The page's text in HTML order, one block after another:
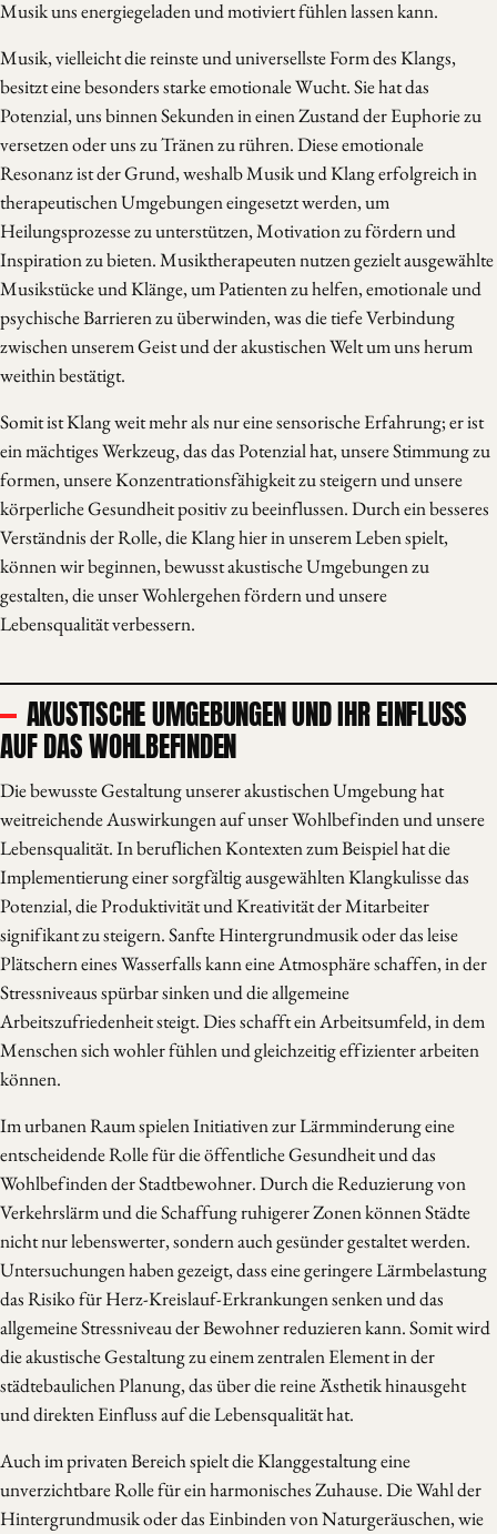
Musik uns energiegeladen und motiviert fühlen lassen kann.
Musik, vielleicht die reinste und universellste Form des Klangs,
besitzt eine besonders starke emotionale Wucht. Sie hat das
Potenzial, uns binnen Sekunden in einen Zustand der Euphorie zu
versetzen oder uns zu Tränen zu rühren. Diese emotionale
Resonanz ist der Grund, weshalb Musik und Klang erfolgreich in
therapeutischen Umgebungen eingesetzt werden, um
Heilungsprozesse zu unterstützen, Motivation zu fördern und
Inspiration zu bieten. Musiktherapeuten nutzen gezielt ausgewählte
Musikstücke und Klänge, um Patienten zu helfen, emotionale und
psychische Barrieren zu überwinden, was die tiefe Verbindung
zwischen unserem Geist und der akustischen Welt um uns herum
weithin bestätigt.
Somit ist Klang weit mehr als nur eine sensorische Erfahrung; er ist
ein mächtiges Werkzeug, das das Potenzial hat, unsere Stimmung zu
formen, unsere Konzentrationsfähigkeit zu steigern und unsere
körperliche Gesundheit positiv zu beeinflussen. Durch ein besseres
Verständnis der Rolle, die Klang hier in unserem Leben spielt,
können wir beginnen, bewusst akustische Umgebungen zu
gestalten, die unser Wohlergehen fördern und unsere
Lebensqualität verbessern.
AKUSTISCHE UMGEBUNGEN UND IHR EINFLUSS
AUF DAS WOHLBEFINDEN
Die bewusste Gestaltung unserer akustischen Umgebung hat
weitreichende Auswirkungen auf unser Wohlbefinden und unsere
Lebensqualität. In beruflichen Kontexten zum Beispiel hat die
Implementierung einer sorgfältig ausgewählten Klangkulisse das
Potenzial, die Produktivität und Kreativität der Mitarbeiter
signifikant zu steigern. Sanfte Hintergrundmusik oder das leise
Plätschern eines Wasserfalls kann eine Atmosphäre schaffen, in der
Stressniveaus spürbar sinken und die allgemeine
Arbeitszufriedenheit steigt. Dies schafft ein Arbeitsumfeld, in dem
Menschen sich wohler fühlen und gleichzeitig effizienter arbeiten
können.
Im urbanen Raum spielen Initiativen zur Lärmminderung eine
entscheidende Rolle für die öffentliche Gesundheit und das
Wohlbefinden der Stadtbewohner. Durch die Reduzierung von
Verkehrslärm und die Schaffung ruhigerer Zonen können Städte
nicht nur lebenswerter, sondern auch gesünder gestaltet werden.
Untersuchungen haben gezeigt, dass eine geringere Lärmbelastung
das Risiko für Herz-Kreislauf-Erkrankungen senken und das
allgemeine Stressniveau der Bewohner reduzieren kann. Somit wird
die akustische Gestaltung zu einem zentralen Element in der
städtebaulichen Planung, das über die reine Ästhetik hinausgeht
und direkten Einfluss auf die Lebensqualität hat.
Auch im privaten Bereich spielt die Klanggestaltung eine
unverzichtbare Rolle für ein harmonisches Zuhause. Die Wahl der
Hintergrundmusik oder das Einbinden von Naturgeräuschen, wie